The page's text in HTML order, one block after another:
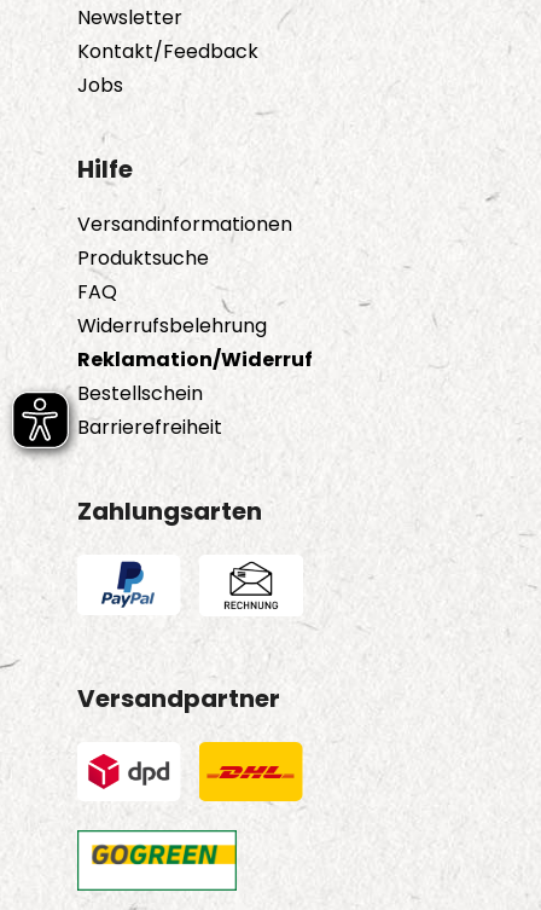
Newsletter
Kontakt/Feedback
Jobs
Hilfe
Versandinformationen
Produktsuche
FAQ
Widerrufsbelehrung
Reklamation/Widerruf
Bestellschein
Barrierefreiheit
Zahlungsarten
Versandpartner